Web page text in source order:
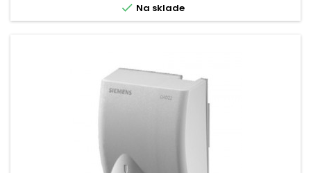
 Na sklade